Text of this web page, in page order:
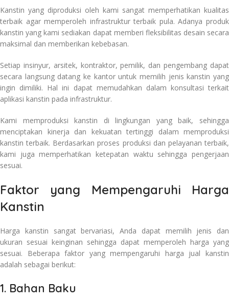
Kanstin yang diproduksi oleh kami sangat memperhatikan kualitas
terbaik agar memperoleh infrastruktur terbaik pula. Adanya produk
kanstin yang kami sediakan dapat memberi fleksibilitas desain secara
maksimal dan memberikan kebebasan.
Setiap insinyur, arsitek, kontraktor, pemilik, dan pengembang dapat
secara langsung datang ke kantor untuk memilih jenis kanstin yang
ingin dimiliki. Hal ini dapat memudahkan dalam konsultasi terkait
aplikasi kanstin pada infrastruktur.
Kami memproduksi kanstin di lingkungan yang baik, sehingga
menciptakan kinerja dan kekuatan tertinggi dalam memproduksi
kanstin terbaik. Berdasarkan proses produksi dan pelayanan terbaik,
kami juga memperhatikan ketepatan waktu sehingga pengerjaan
sesuai.
Faktor yang Mempengaruhi Harga
Kanstin
Harga kanstin sangat bervariasi, Anda dapat memilih jenis dan
ukuran sesuai keinginan sehingga dapat memperoleh harga yang
sesuai. Beberapa faktor yang mempengaruhi harga jual kanstin
adalah sebagai berikut:
1. Bahan Baku